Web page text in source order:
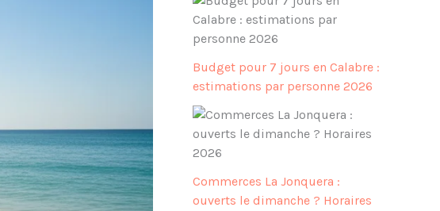
Budget pour 7 jours en Calabre :
estimations par personne 2026
Commerces La Jonquera :
ouverts le dimanche ? Horaires